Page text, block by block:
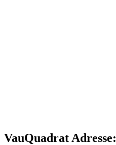
VauQuadrat Adresse: